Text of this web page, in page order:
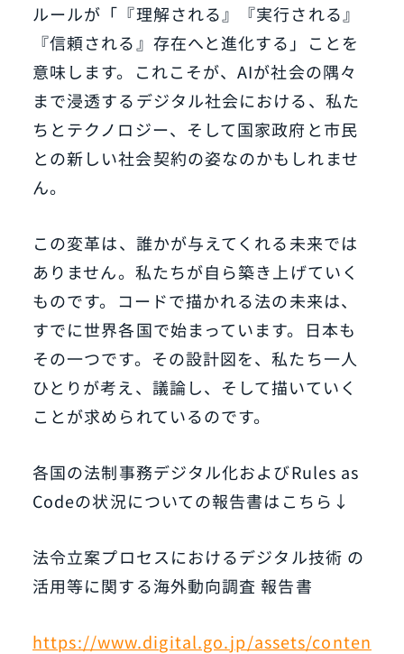
ルールが「『理解される』『実行される』
『信頼される』存在へと進化する」ことを
意味します。これこそが、AIが社会の隅々
まで浸透するデジタル社会における、私た
ちとテクノロジー、そして国家政府と市民
との新しい社会契約の姿なのかもしれませ
ん。
この変革は、誰かが与えてくれる未来では
ありません。私たちが自ら築き上げていく
ものです。コードで描かれる法の未来は、
すでに世界各国で始まっています。日本も
その一つです。その設計図を、私たち一人
ひとりが考え、議論し、そして描いていく
ことが求められているのです。
各国の法制事務デジタル化およびRules as
Codeの状況についての報告書はこちら↓
法令立案プロセスにおけるデジタル技術 の
活用等に関する海外動向調査 報告書
https://www.digital.go.jp/assets/conten